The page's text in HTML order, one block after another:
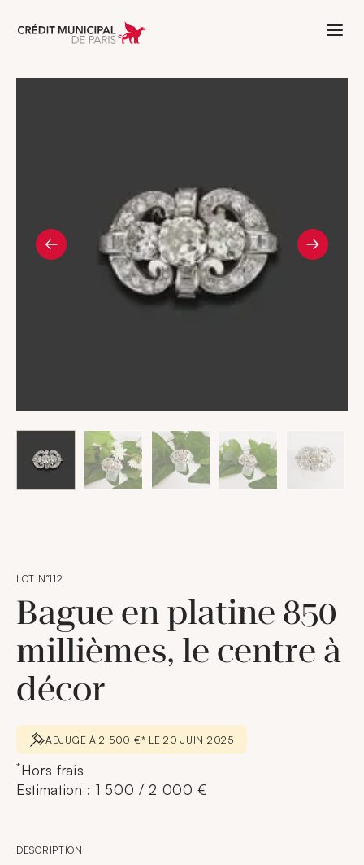
Aller à l'accueil de Crédit Municipal
LOT N°112
Bague en platine 850
millièmes, le centre à
décor
ADJUGÉ À 2 500 €* LE 20 JUIN 2025
*Hors frais
Estimation : 1 500 / 2 000 €
DESCRIPTION